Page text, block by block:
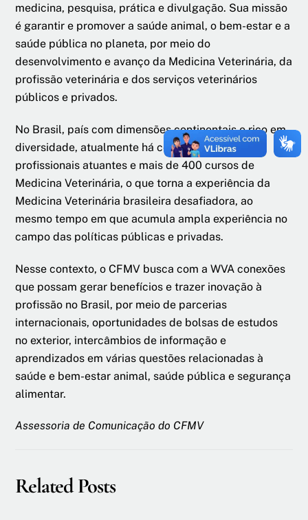
medicina, pesquisa, prática e divulgação. Sua missão
é garantir e promover a saúde animal, o bem-estar e a
saúde pública no planeta, por meio do
desenvolvimento e avanço da Medicina Veterinária, da
profissão veterinária e dos serviços veterinários
públicos e privados.
No Brasil, país com dimensões continentais e rico em
diversidade, atualmente há cerca de 150 mil
profissionais atuantes e mais de 400 cursos de
Medicina Veterinária, o que torna a experiência da
Medicina Veterinária brasileira desafiadora, ao
mesmo tempo em que acumula ampla experiência no
campo das políticas públicas e privadas.
Nesse contexto, o CFMV busca com a WVA conexões
que possam gerar benefícios e trazer inovação à
profissão no Brasil, por meio de parcerias
internacionais, oportunidades de bolsas de estudos
no exterior, intercâmbios de informação e
aprendizados em várias questões relacionadas à
saúde e bem-estar animal, saúde pública e segurança
alimentar.
Assessoria de Comunicação do CFMV
Related Posts